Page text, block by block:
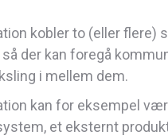
kobler to (eller flere)
der kan foregå
i mellem dem.
kan for eksempel
et eksternt